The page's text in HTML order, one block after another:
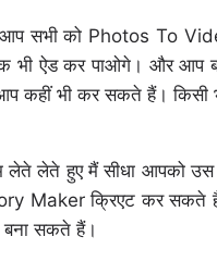
सभी को Photos To
भी ऐड कर पाओगे। और आप
कहीं भी कर सकते हैं। किसी
लेते लेते हुए मैं सीधा आपको
Maker क्रिएट कर सकते
बना सकते हैं।